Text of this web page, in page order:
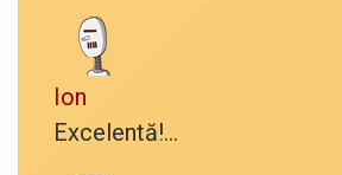
Ion
Excelentă!...